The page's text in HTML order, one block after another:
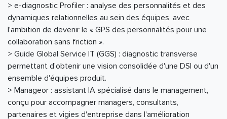
> e-diagnostic Profiler : analyse des personnalités et des
dynamiques relationnelles au sein des équipes, avec
l'ambition de devenir le « GPS des personnalités pour une
collaboration sans friction ».
> Guide Global Service IT (GGS) : diagnostic transverse
permettant d'obtenir une vision consolidée d'une DSI ou d'un
ensemble d'équipes produit.
> Manageor : assistant IA spécialisé dans le management,
conçu pour accompagner managers, consultants,
partenaires et vigies d'entreprise dans l'amélioration